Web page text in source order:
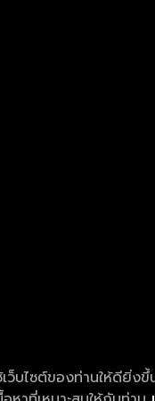
ว็บไซต์ของท่านให้ดียิ่ง